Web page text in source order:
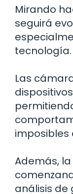
Mirando
seguirá
tecnología.
Las
imposibles
Además,
análisis de